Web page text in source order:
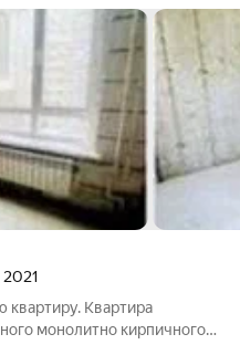
2021
Квартира
монолитно кирпичного